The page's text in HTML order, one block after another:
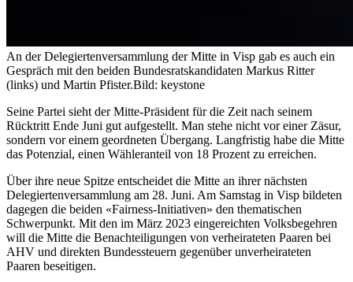
An der Delegiertenversammlung der Mitte in Visp gab es auch ein
Gespräch mit den beiden Bundesratskandidaten Markus Ritter
(links) und Martin Pfister.Bild: keystone
Seine Partei sieht der Mitte-Präsident für die Zeit nach seinem
Rücktritt Ende Juni gut aufgestellt. Man stehe nicht vor einer Zäsur,
sondern vor einem geordneten Übergang. Langfristig habe die Mitte
das Potenzial, einen Wähleranteil von 18 Prozent zu erreichen.
Über ihre neue Spitze entscheidet die Mitte an ihrer nächsten
Delegiertenversammlung am 28. Juni. Am Samstag in Visp bildeten
dagegen die beiden «Fairness-Initiativen» den thematischen
Schwerpunkt. Mit den im März 2023 eingereichten Volksbegehren
will die Mitte die Benachteiligungen von verheirateten Paaren bei
AHV und direkten Bundessteuern gegenüber unverheirateten
Paaren beseitigen.